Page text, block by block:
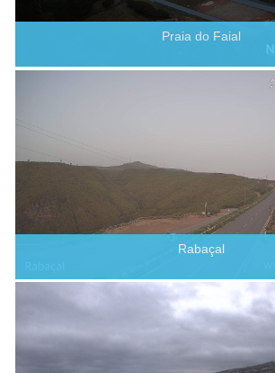
Praia do Faial
Rabaçal